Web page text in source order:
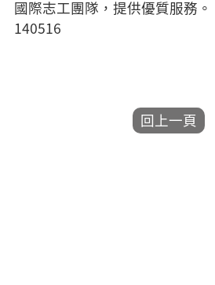
國際志工團隊，提供優質服務
140516